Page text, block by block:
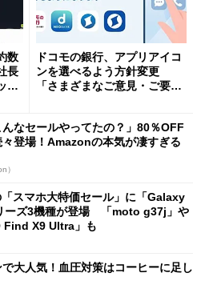
数
長
ピ
ドコモの銀行、アプリアイコ
ンを選べるよう方針変更
「さまざまなご意見・ご要望
んなセールやってたの？」80％OFF
々登場！Amazonの本気が凄すぎる
）
スマホ大特価セール」に「Galaxy
ーズ3機種が登場 「moto g37j」や
Find X9 Ultra」も
で大人気！血圧対策はコーヒーに足し